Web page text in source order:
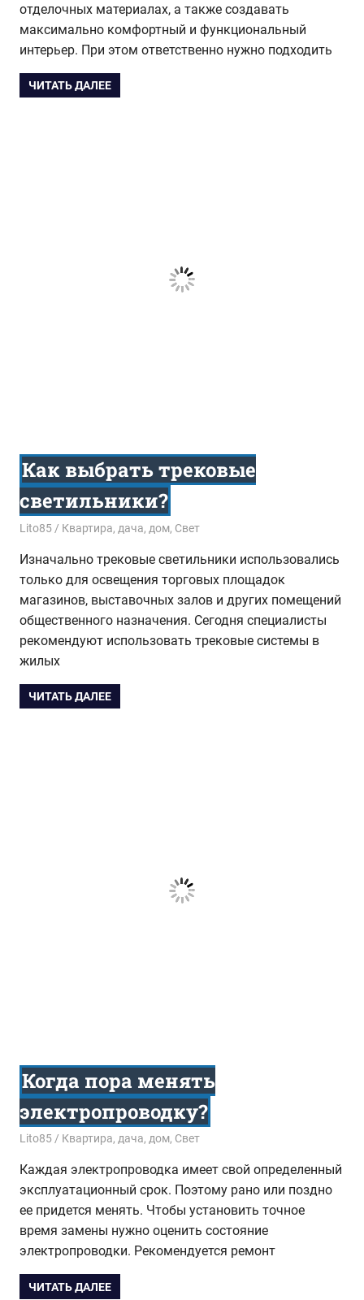
отделочных материалах, а также создавать
максимально комфортный и функциональный
интерьер. При этом ответственно нужно подходить
ЧИТАТЬ ДАЛЕЕ
Как выбрать трековые
светильники?
07.11.2016
Lito85 Квартира, дача, дом, Свет
Изначально трековые светильники использовались
только для освещения торговых площадок
магазинов, выставочных залов и других помещений
общественного назначения. Сегодня специалисты
рекомендуют использовать трековые системы в
жилых
ЧИТАТЬ ДАЛЕЕ
Когда пора менять
электропроводку?
17.10.2016
Lito85 Квартира, дача, дом, Свет
Каждая электропроводка имеет свой определенный
эксплуатационный срок. Поэтому рано или поздно
ее придется менять. Чтобы установить точное
время замены нужно оценить состояние
электропроводки. Рекомендуется ремонт
ЧИТАТЬ ДАЛЕЕ